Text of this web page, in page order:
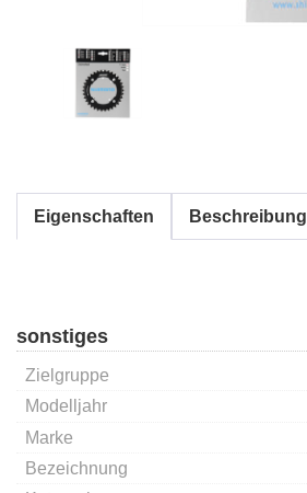
Eigenschaften Beschreibung
sonstiges
Zielgruppe
Modelljahr
Marke
Bezeichnung